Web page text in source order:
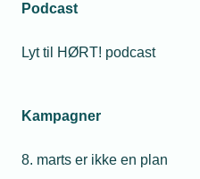
Podcast
Lyt til HØRT! podcast
Kampagner
8. marts er ikke en plan
21. august 2019
Erik Langelund laver